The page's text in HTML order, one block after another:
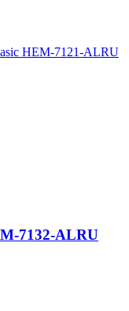
HEM-7121-ALRU
7132-ALRU